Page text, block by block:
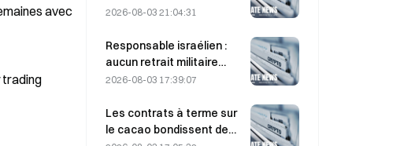
avec
de compte $25K pour le day trading
soutiennent le rebond à
de pont Bitcoin après des
2026-08-03 21:04:31
Responsable israélien :
aucun retrait militaire
avant que le Hamas ne
2026-08-03 17:39:07
Les contrats à terme sur
le cacao bondissent de